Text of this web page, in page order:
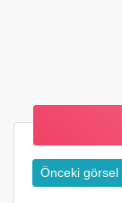
Önceki görsel